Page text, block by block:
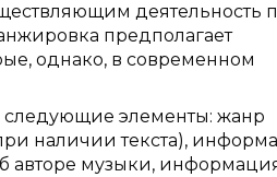
деятельность
предполагает
однако, в современном
следующие элементы: жанр
наличии текста),
авторе музыки,